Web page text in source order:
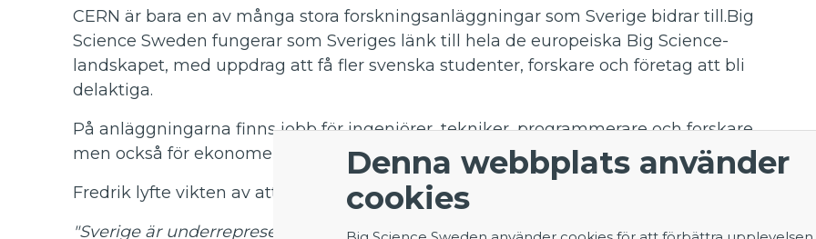
Denna webbplats använder
cookies
CERN är bara en av många stora forskningsanläggningar som Sverige bidrar till.Big
Science Sweden fungerar som Sveriges länk till hela de europeiska Big Science-
landskapet, med uppdrag att få fler svenska studenter, forskare och företag att bli
delaktiga.
På anläggningarna finns jobb för ingenjörer, tekniker, programmerare och forskare,
men också för ekonomer, projektledare och kommunikatörer.
Fredrik lyfte vikten av att fler svenskar söker sig ut i Europa:
"Sverige är underrepresenterat på anläggningar som CERN. Det vill vi ändra på. Det